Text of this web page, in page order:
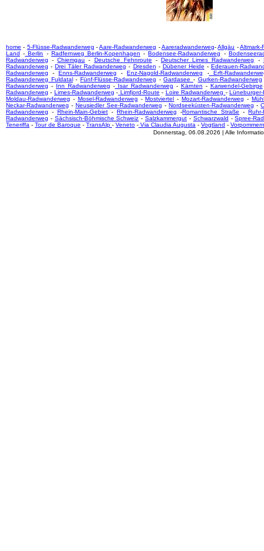
home - 5-Flüsse-Radwanderweg -Aare-Radwanderweg -Aareradwanderweg-Allgäu -Altmark-
Land - Berlin - Radfernweg Berlin-Kopenhagen -Bodensee-Radwanderweg -
Radwanderweg -Chiemgau - Deutsche Fehnroute -Deutscher Limes Radwanderweg -
Radwanderweg -Drei Täler Radwanderweg - Dresden - Dübener Heide -Ederauen-
Radwanderweg -Enns-Radwanderweg -Enz-Nagold-Radwanderweg -Erft-
Radwanderweg Fuldatal- Fünf-Flüsse-Radwanderweg -Gardasee - Gurken-Radwanderweg
Radwanderweg - Inn Radwanderweg -Isar Radwanderweg - Kärnten - Karwendel-Gebirge
Radwanderweg - Limes-Radwanderweg - Limfjord-Route - Loire Radwanderweg -
Moldau-Radwanderweg - Mosel-Radwanderweg -Mostviertel -Mozart-Radwanderweg -
Neckar-Radwanderweg -Neusiedler See-Radwanderweg -Nordseeküsten-Radwanderweg -
Radwanderweg -Rhein-Main-Gebiet -Rhein-Radwanderweg -Romantische Straße -
Radwanderweg - Sächsisch-Böhmische Schweiz -Salzkammergut - Schwarzwald -Spree-
Teneriffa - Tour de Baroque - TransAlp - Veneto - Via Claudia Augusta - Vogtland - Vorpommern
Donnerstag, 06.08.2026 | Alle